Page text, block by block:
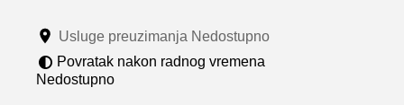
u
Usluge preuzimanja Nedostupno
Povratak nakon radnog vremena
Nedostupno